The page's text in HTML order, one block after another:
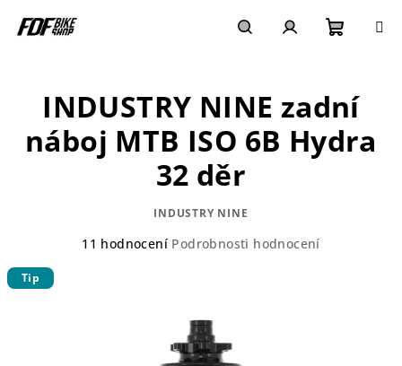
košík
INDUSTRY NINE zadní
náboj MTB ISO 6B Hydra
32 děr
INDUSTRY NINE
Průměrné
11 hodnocení Podrobnosti hodnocení
Tip